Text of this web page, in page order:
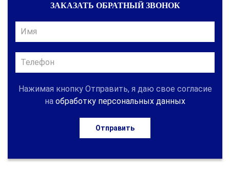
ЗАКАЗАТЬ ОБРАТНЫЙ ЗВОНОК
Нажимая кнопку Отправить, я даю свое согласие
на обработку персональных данных
Отправить